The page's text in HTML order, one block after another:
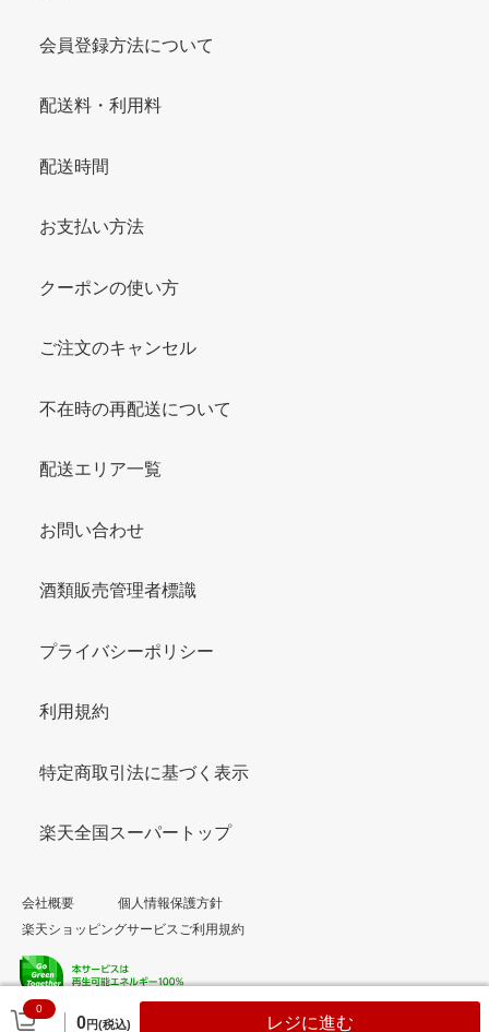
0
0円(税込) レジに進む
会員登録方法について
配送料・利用料
配送時間
お支払い方法
クーポンの使い方
ご注文のキャンセル
不在時の再配送について
配送エリア一覧
お問い合わせ
酒類販売管理者標識
プライバシーポリシー
利用規約
特定商取引法に基づく表示
楽天全国スーパートップ
会社概要
個人情報保護方針
楽天ショッピングサービスご利用規約
© Rakuten Group, Inc.